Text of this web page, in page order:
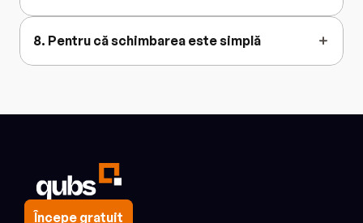
8. Pentru că schimbarea este simplă
Începe gratuit